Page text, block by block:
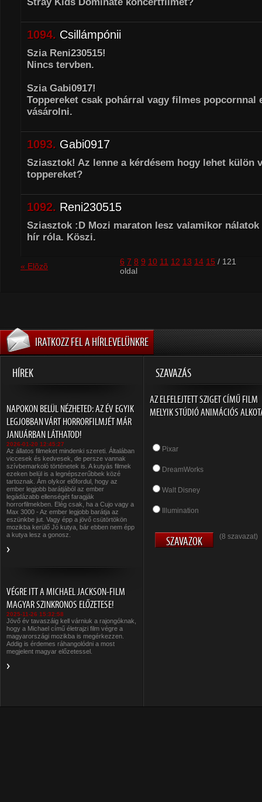
1094. Csillámpónii
Szia Reni230515!
Nincs tervben.
Szia Gabi0917!
Toppereket csak pohárral vagy filmes popcornnal
vásárolni.
1093. Gabi0917
Sziasztok! Az lenne a kérdésem hogy lehet külön
toppereket?
1092. Reni230515
Sziasztok :D Mozi maraton lesz valamikor
hír róla. Köszi.
« Elõzõ 6 7 8 9 10 11 12 13 14 15 / 121
oldal
IRATKOZZ FEL A HÍRLEVELÜNKRE
HÍREK SZAVAZÁS
NAPOKON BELÜL NÉZHETED: AZ ÉV EGYIK
LEGJOBBAN VÁRT HORRORFILMJÉT MÁR
JANUÁRBAN LÁTHATOD!
2026-01-20 12:45:27
Az állatos filmeket mindenki szereti. Általában
viccesek és kedvesek, de persze vannak
szívbemarkoló történetek is. A kutyás filmek
ezeken belül is a legnépszerűbbek közé
tartoznak. Ám olykor előfordul, hogy az
ember legjobb barátjából az ember
legádázabb ellenségét faragják
horrorfilmekben. Elég csak, ha a Cujo vagy a
Max 3000 - Az ember legjobb barátja az
eszünkbe jut. Vagy épp a jövő csütörtökön
mozikba kerülő Jó kutya, bár ebben nem épp
a kutya lesz a gonosz.
VÉGRE ITT A MICHAEL JACKSON-FILM
MAGYAR SZINKRONOS ELŐZETESE!
2025-11-26 15:32:58
Jövő év tavaszáig kell várniuk a rajongóknak,
hogy a Michael című életrajzi film végre a
magyarországi mozikba is megérkezzen.
Addig is érdemes ráhangolódni a most
megjelent magyar előzetessel.
AZ ELFELEJTETT SZIGET CÍMŰ FILM
MELYIK STÚDIÓ ANIMÁCIÓS
Pixar
DreamWorks
Walt Disney
Illumination
(8 szavazat)